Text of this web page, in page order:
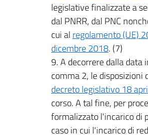
legislative finalizzate a
dal PNRR, dal PNC
cui al regolamento (UE)
dicembre 2018. (7)
9. A decorrere dalla data
comma 2, le disposizioni
decreto legislativo 18
corso. A tal fine, per
formalizzato l'incarico di
caso in cui l'incarico di